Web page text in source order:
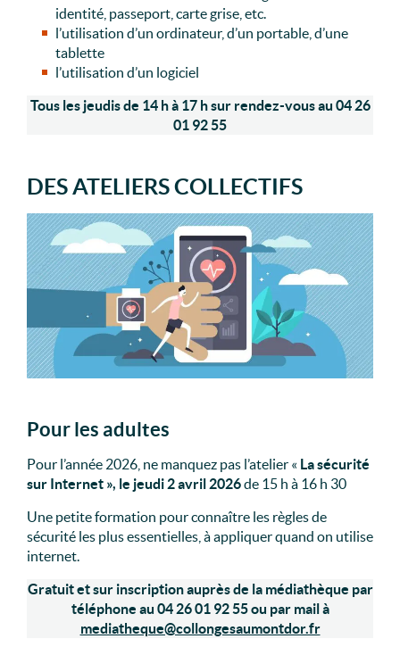
identité, passeport, carte grise, etc.
l’utilisation d’un ordinateur, d’un portable, d’une
tablette
l’utilisation d’un logiciel
Tous les jeudis de 14 h à 17 h sur rendez-vous au 04 26
01 92 55
DES ATELIERS COLLECTIFS
Pour les adultes
Pour l’année 2026, ne manquez pas l’atelier « La sécurité
sur Internet », le jeudi 2 avril 2026de 15 h à 16 h 30
Une petite formation pour connaître les règles de
sécurité les plus essentielles, à appliquer quand on utilise
internet.
Gratuit et sur inscription auprès de la médiathèque par
téléphone au 04 26 01 92 55ou par mail à
mediatheque@collongesaumontdor.fr